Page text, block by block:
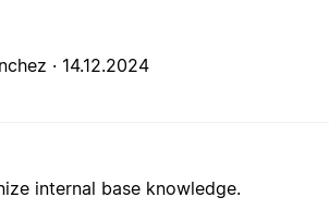
· 14.12.2024
internal base knowledge.